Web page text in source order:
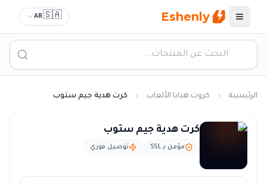
القائمة Eshenly
🇸🇦
AR
الرئيسية كروت هدايا الألعاب كرت هدية جيم ستوب
كرت جيم ستوب السعودية - بطاقة GameStop بالريال
كرت هدية جيم ستوب
مؤمن بـ SSL توصيل فوري